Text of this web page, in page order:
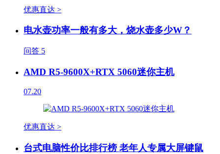
优惠直达 >
电水壶功率一般有多大，烧水壶多少W？
问答 5
AMD R5-9600X+RTX 5060迷你主机
07.20
优惠直达 >
台式电脑性价比排行榜 老年人专属大屏键鼠